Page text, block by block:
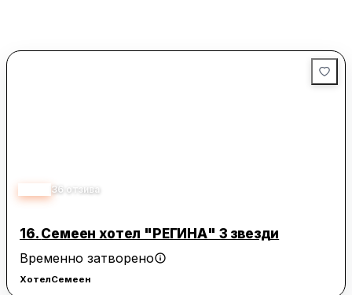
36 отзива
16. Семеен хотел "РЕГИНА" 3 звезди
Временно затворено
ХотелСемеен